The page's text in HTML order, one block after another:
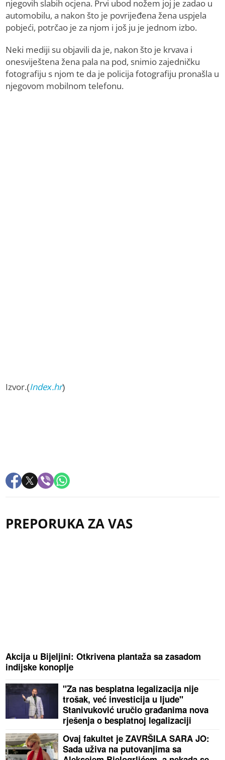
njegovih slabih ocjena. Prvi ubod nožem joj je zadao u
automobilu, a nakon što je povrijeđena žena uspjela
pobjeći, potrčao je za njom i još ju je jednom izbo.
Neki mediji su objavili da je, nakon što je krvava i
onesviještena žena pala na pod, snimio zajedničku
fotografiju s njom te da je policija fotografiju pronašla u
njegovom mobilnom telefonu.
Izvor.(Index.hr)
PREPORUKA ZA VAS
Akcija u Bijeljini: Otkrivena plantaža sa zasadom
indijske konoplje
"Za nas besplatna legalizacija nije
trošak, već investicija u ljude"
Stanivuković uručio građanima nova
rješenja o besplatnoj legalizaciji
Ovaj fakultet je ZAVRŠILA SARA JO:
Sada uživa na putovanjima sa